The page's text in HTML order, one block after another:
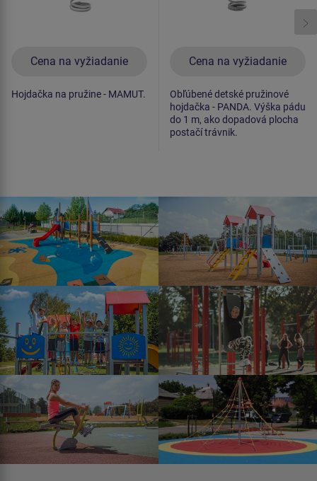
Cena na vyžiadanie
Hojdačka na pružine - MAMUT.
Cena na vyžiadanie
Obľúbené detské pružinové
hojdačka - PANDA. Výška pádu
do 1 m, ako dopadová plocha
postačí trávnik.